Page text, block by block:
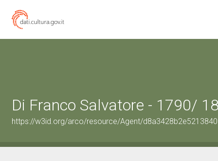
Di Franco Salvatore - 1790/
https://w3id.org/arco/resource/Agent/